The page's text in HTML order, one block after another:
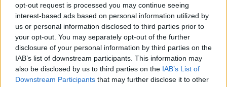
opt-out request is processed you may continue seeing
interest-based ads based on personal information utilized by
us or personal information disclosed to third parties prior to
your opt-out. You may separately opt-out of the further
disclosure of your personal information by third parties on the
IAB’s list of downstream participants. This information may
also be disclosed by us to third parties on the IAB’s List of
Downstream Participants that may further disclose it to other